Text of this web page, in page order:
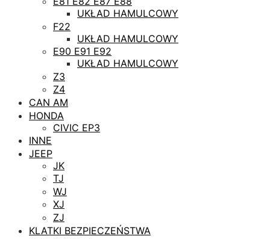
UKŁAD HAMULCOWY
F22
UKŁAD HAMULCOWY
E90 E91 E92
UKŁAD HAMULCOWY
Z3
Z4
CAN AM
HONDA
CIVIC EP3
INNE
JEEP
JK
TJ
WJ
XJ
ZJ
KLATKI BEZPIECZEŃSTWA